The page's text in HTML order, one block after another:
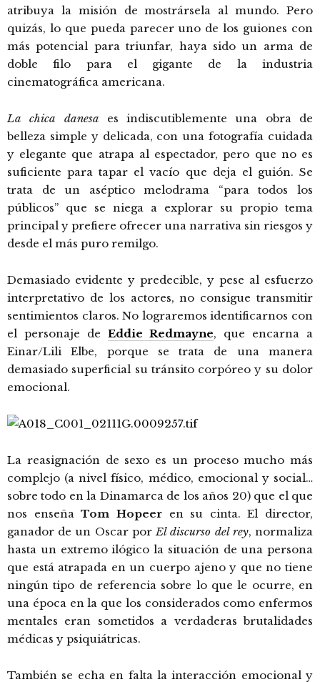
atribuya la misión de mostrársela al mundo. Pero
quizás, lo que pueda parecer uno de los guiones con
más potencial para triunfar, haya sido un arma de
doble filo para el gigante de la industria
cinematográfica americana.
La chica danesa es indiscutiblemente una obra de
belleza simple y delicada, con una fotografía cuidada
y elegante que atrapa al espectador, pero que no es
suficiente para tapar el vacío que deja el guión. Se
trata de un aséptico melodrama “para todos los
públicos” que se niega a explorar su propio tema
principal y prefiere ofrecer una narrativa sin riesgos y
desde el más puro remilgo.
Demasiado evidente y predecible, y pese al esfuerzo
interpretativo de los actores, no consigue transmitir
sentimientos claros. No lograremos identificarnos con
el personaje de Eddie Redmayne, que encarna a
Einar/Lili Elbe, porque se trata de una manera
demasiado superficial su tránsito corpóreo y su dolor
emocional.
La reasignación de sexo es un proceso mucho más
complejo (a nivel físico, médico, emocional y social…
sobre todo en la Dinamarca de los años 20) que el que
nos enseñaTom Hopeeren su cinta. El director,
ganador de un Oscar porEl discurso del rey, normaliza
hasta un extremo ilógico la situación de una persona
que está atrapada en un cuerpo ajeno y que no tiene
ningún tipo de referencia sobre lo que le ocurre, en
una época en la que los considerados como enfermos
mentales eran sometidos a verdaderas brutalidades
médicas y psiquiátricas.
También se echa en falta la interacción emocional y